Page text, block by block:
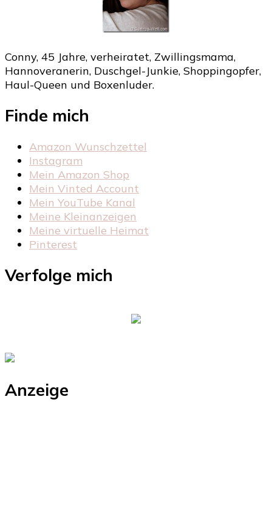
Conny, 45 Jahre, verheiratet, Zwillingsmama,
Hannoveranerin, Duschgel-Junkie, Shoppingopfer,
Haul-Queen und Boxenluder.
Finde mich
Amazon Wunschzettel
Instagram
Mein Amazon Shop
Mein Vinted Account
Mein YouTube Kanal
Meine Kleinanzeigen
Meine virtuelle Heimat
Pinterest
Verfolge mich
Anzeige